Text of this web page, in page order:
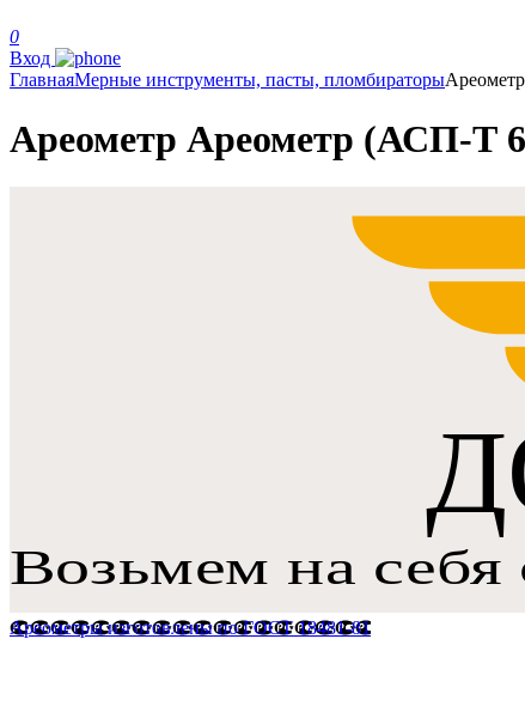
0
Вход
ГлавнаяМерные инструменты, пасты, пломбираторыАреометр
Ареометр Ареометр (АСП-Т
Ареометры изготовлены по ГОСТ 18481-81